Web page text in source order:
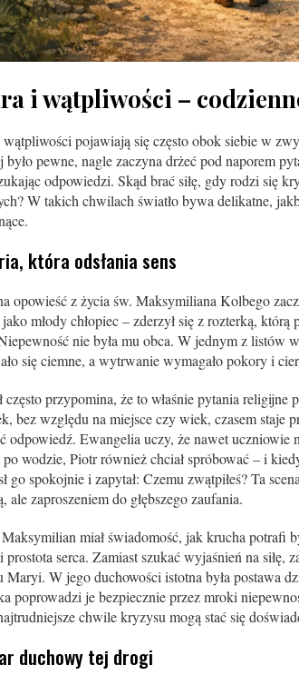
i wątpliwości –
pojawiają się często obok siebie w
było pewne, nagle zaczyna drżeć pod naporem
odpowiedzi. Skąd brać siłę, gdy rodzi się
W takich chwilach światło bywa delikatne,
która odsłania sens
opowieść z życia św. Maksymiliana Kolbego
młody chłopiec – zderzył się z rozterką,
nie była mu obca. W jednym z listów
się ciemne, a wytrwanie wymagało pokory i
często przypomina, że to właśnie pytania
bez względu na miejsce czy wiek, czasem staje
odpowiedź. Ewangelia uczy, że nawet
po wodzie, Piotr również chciał spróbować – i
go spokojnie i zapytał: Czemu zwątpiłeś? Ta
ale zaproszeniem do głębszego zaufania.
miał świadomość, jak krucha potrafi
prostota serca. Zamiast szukać wyjaśnień na siłę,
Maryi. W jego duchowości istotna była postawa
poprowadzi je bezpiecznie przez mroki
chwile kryzysu mogą stać się
duchowy tej drogi